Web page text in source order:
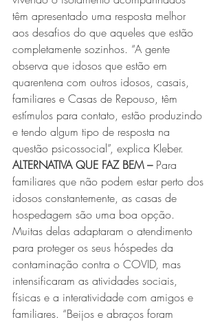
têm apresentado uma resposta melhor
aos desafios do que aqueles que estão
completamente sozinhos. “A gente
observa que idosos que estão em
quarentena com outros idosos, casais,
familiares e Casas de Repouso, têm
estímulos para contato, estão produzindo
e tendo algum tipo de resposta na
questão psicossocial”, explica Kleber.
ALTERNATIVA QUE FAZ BEM – Para
familiares que não podem estar perto dos
idosos constantemente, as casas de
hospedagem são uma boa opção.
Muitas delas adaptaram o atendimento
para proteger os seus hóspedes da
contaminação contra o COVID, mas
intensificaram as atividades sociais,
físicas e a interatividade com amigos e
familiares. “Beijos e abraços foram